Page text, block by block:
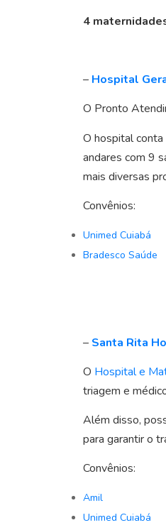
4
– Hospital
O Pronto
O hospital
andares com 9
mais diversas
Convênios:
Unimed Cuiabá
Bradesco Saúde
– Santa Rita
O Hospital e
triagem e
Além disso,
para garantir o
Convênios:
Amil
Unimed Cuiabá